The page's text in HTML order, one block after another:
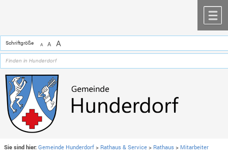
Schriftgröße A A A
Sie sind hier: Gemeinde Hunderdorf > Rathaus & Service > Rathaus > Mitarbeiter